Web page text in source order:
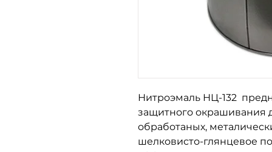
Нитроэмаль НЦ-132
защитного окрашивания
обработаных,
шелковисто-глянцевое